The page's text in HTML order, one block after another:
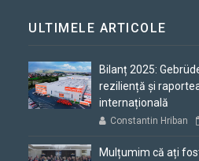
ULTIMELE ARTICOLE
Bilanț 2025:
reziliență și
internațională
Constantin Hriban
Mulțumim că ați